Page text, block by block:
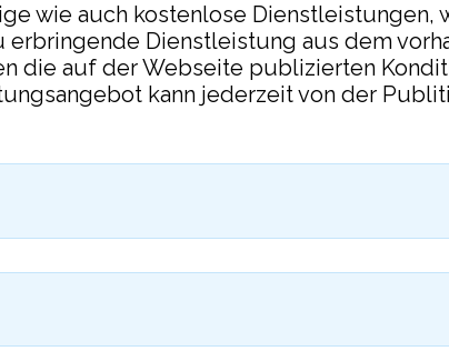
wie auch kostenlose Dienstleistungen,
erbringende Dienstleistung aus dem
die auf der Webseite publizierten
kann jederzeit von der